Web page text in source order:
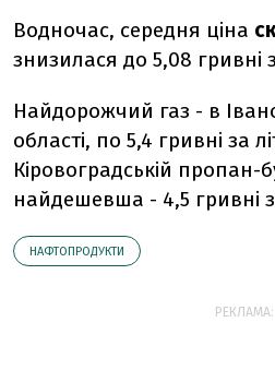
Водночас, середня ціна
знизилася до 5,08 гривні
Найдорожчий газ - в
області, по 5,4 гривні за
Кіровоградській пропан-
найдешевша - 4,5 гривні
НАФТОПРОДУКТИ
РЕКЛАМА: